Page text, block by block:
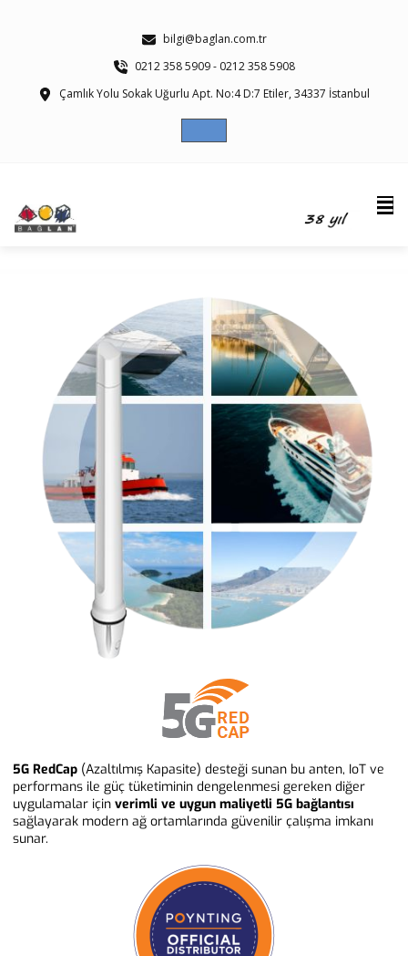
bilgi@baglan.com.tr
0212 358 5909 - 0212 358 5908
Çamlık Yolu Sokak Uğurlu Apt. No:4 D:7 Etiler, 34337 İstanbul
5G RedCap (Azaltılmış Kapasite) desteği sunan bu anten, IoT ve
performans ile güç tüketiminin dengelenmesi gereken diğer
uygulamalar için verimli ve uygun maliyetli 5G bağlantısı
sağlayarak modern ağ ortamlarında güvenilir çalışma imkanı
sunar.